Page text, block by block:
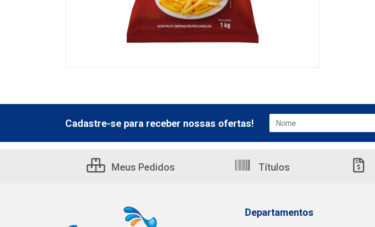
Cadastre-se para receber nossas ofertas!
Meus Pedidos Títulos
Departamentos